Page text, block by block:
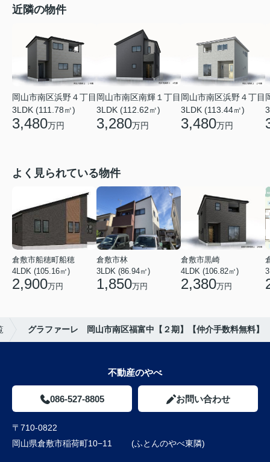
近隣の物件
岡山市南区浜野４丁目
3LDK (111.78㎡)
3,480万円
岡山市南区南輝１丁目
3LDK (112.62㎡)
3,280万円
岡山市南区浜野４丁目
3LDK (113.44㎡)
3,480万円
よく見られている物件
倉敷市船穂町船穂
4LDK (105.16㎡)
2,900万円
倉敷市林
3LDK (86.94㎡)
1,850万円
倉敷市黒崎
4LDK (106.82㎡)
2,380万円
グラファーレ 岡山市南区福富中【２期】【仲介手数料無料】
不動産のやべ
086-527-8805 お問い合わせ
〒710-0822
岡山県倉敷市稲荷町10−11 (ふとんのやべ東隣)